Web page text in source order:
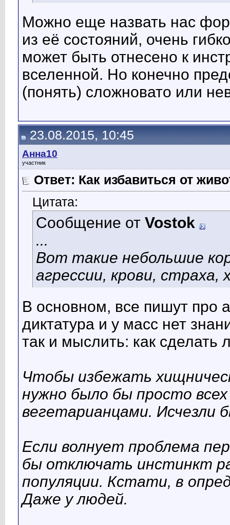
Можно еще назвать нас
из её состояний, очень
может быть отнесено к
вселенной. Но конечно
(понять) сложновато или
23.08.2015, 10:45
Анна10
участник
Ответ: Как избавиться от
Цитата:
Сообщение от Vostok
...
Вот такие небольшие
агрессии, крови,
В основном, все пишут про
диктатура и у масс нет
так и мыслить: как сделать
Чтобы избежать
нужно было бы просто
вегетарианцами. Исчезли
Если волнует проблема
бы отключать инстинкт
популяции. Кстати, в
Даже у людей.